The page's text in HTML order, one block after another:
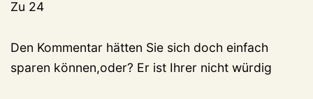
Zu 24
Den Kommentar hätten Sie sich doch einfach
sparen können,oder? Er ist Ihrer nicht würdig